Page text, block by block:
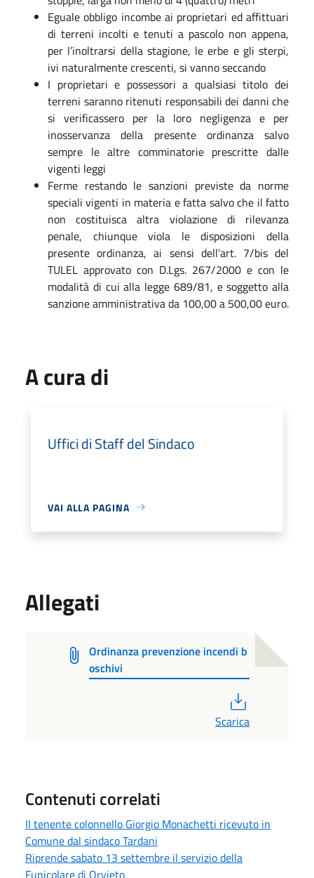
Eguale obbligo incombe ai proprietari ed affittuari
di terreni incolti e tenuti a pascolo non appena,
per l’inoltrarsi della stagione, le erbe e gli sterpi,
ivi naturalmente crescenti, si vanno seccando
I proprietari e possessori a qualsiasi titolo dei
terreni saranno ritenuti responsabili dei danni che
si verificassero per la loro negligenza e per
inosservanza della presente ordinanza salvo
sempre le altre comminatorie prescritte dalle
vigenti leggi
Ferme restando le sanzioni previste da norme
speciali vigenti in materia e fatta salvo che il fatto
non costituisca altra violazione di rilevanza
penale, chiunque viola le disposizioni della
presente ordinanza, ai sensi dell’art. 7/bis del
TULEL approvato con D.Lgs. 267/2000 e con le
modalità di cui alla legge 689/81, e soggetto alla
sanzione amministrativa da 100,00 a 500,00 euro.
A cura di
Uffici di Staff del Sindaco
VAI ALLA PAGINA
Allegati
Ordinanza prevenzione incendi b
oschivi
Scarica
Contenuti correlati
Il tenente colonnello Giorgio Monachetti ricevuto in
Comune dal sindaco Tardani
Riprende sabato 13 settembre il servizio della
Funicolare di Orvieto